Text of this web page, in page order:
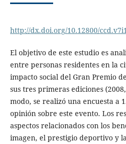
http://dx.doi.org/10.12800/
El objetivo de este estudio es
entre personas residentes en la
impacto social del Gran Premio
sus tres primeras ediciones
modo, se realizó una encuesta a
opinión sobre este evento. Los
aspectos relacionados con los
imagen, el prestigio deportivo y